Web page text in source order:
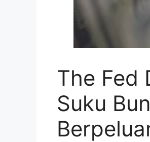
The Fed
Suku